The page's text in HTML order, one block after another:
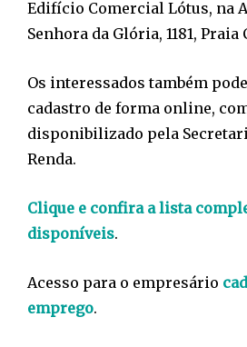
Edifício Comercial Lótus, na
Senhora da Glória, 1181, Praia
Os interessados também
cadastro de forma online,
disponibilizado pela
Renda.
Clique e confira a lista
disponíveis.
Acesso para o empresário
emprego.